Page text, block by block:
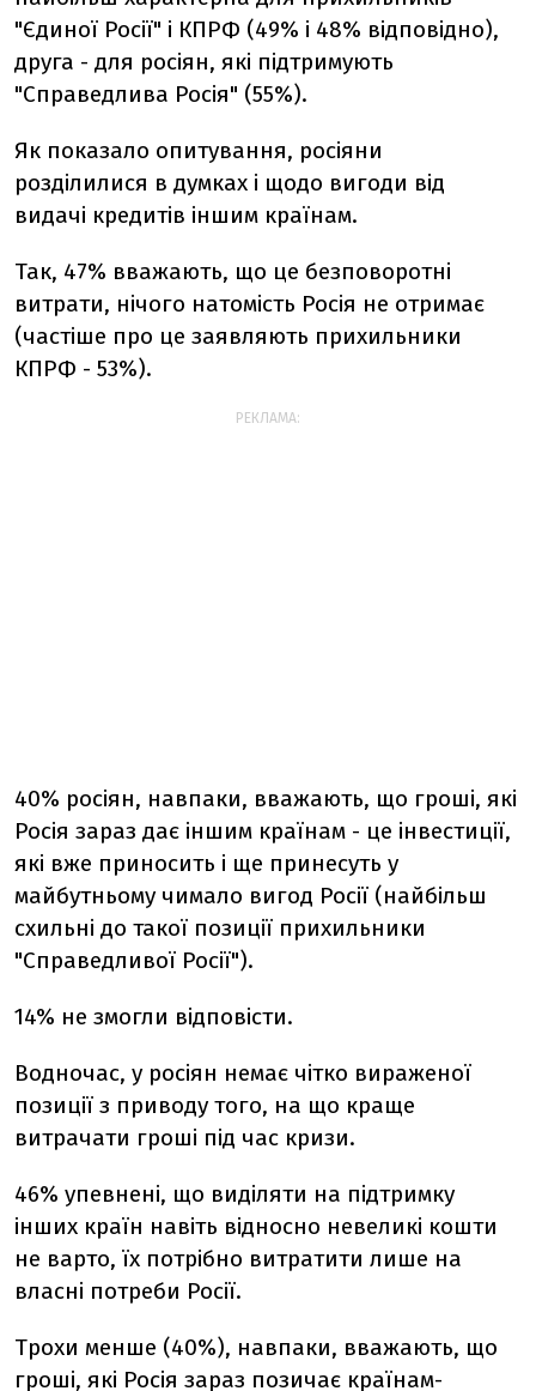
"Єдиної Росії" і КПРФ (49% і 48% відповідно),
друга - для росіян, які підтримують
"Справедлива Росія" (55%).
Як показало опитування, росіяни
розділилися в думках і щодо вигоди від
видачі кредитів іншим країнам.
Так, 47% вважають, що це безповоротні
витрати, нічого натомість Росія не отримає
(частіше про це заявляють прихильники
КПРФ - 53%).
РЕКЛАМА:
40% росіян, навпаки, вважають, що гроші, які
Росія зараз дає іншим країнам - це інвестиції,
які вже приносить і ще принесуть у
майбутньому чимало вигод Росії (найбільш
схильні до такої позиції прихильники
"Справедливої Росії").
14% не змогли відповісти.
Водночас, у росіян немає чітко вираженої
позиції з приводу того, на що краще
витрачати гроші під час кризи.
46% упевнені, що виділяти на підтримку
інших країн навіть відносно невеликі кошти
не варто, їх потрібно витратити лише на
власні потреби Росії.
Трохи менше (40%), навпаки, вважають, що
гроші, які Росія зараз позичає країнам-